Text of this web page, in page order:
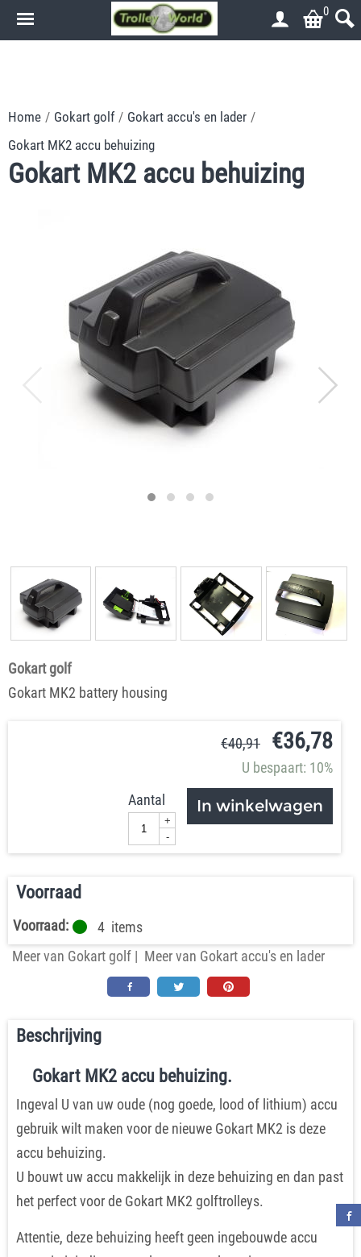
0
Home / Gokart golf / Gokart accu's en lader /
Gokart MK2 accu behuizing
Gokart MK2 accu behuizing
Gokart golf
Gokart MK2 battery housing
€40,91 €36,78
U bespaart: 10%
Aantal
+
-
In winkelwagen
Voorraad
Voorraad: 4 items
Meer van Gokart golf | Meer van Gokart accu's en lader
Beschrijving
Gokart MK2 accu behuizing.
Ingeval U van uw oude (nog goede, lood of lithium) accu
gebruik wilt maken voor de nieuwe Gokart MK2 is deze
accu behuizing.
U bouwt uw accu makkelijk in deze behuizing en dan past
het perfect voor de Gokart MK2 golftrolleys.
Attentie, deze behuizing heeft geen ingebouwde accu